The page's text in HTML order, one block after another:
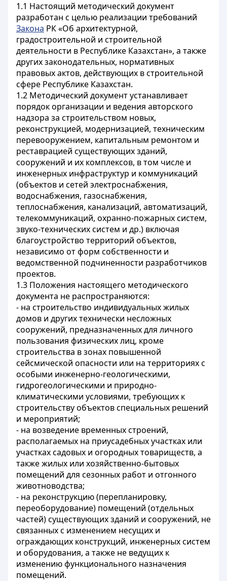
1.1 Настоящий методический документ
разработан с целью реализации требований
Закона РК «Об архитектурной,
градостроительной и строительной
деятельности в Республике Казахстан», а также
других законодательных, нормативных
правовых актов, действующих в строительной
сфере Республике Казахстан.
1.2 Методический документ устанавливает
порядок организации и ведения авторского
надзора за строительством новых,
реконструкцией, модернизацией, техническим
перевооружением, капитальным ремонтом и
реставрацией существующих зданий,
сооружений и их комплексов, в том числе и
инженерных инфраструктур и коммуникаций
(объектов и сетей электроснабжения,
водоснабжения, газоснабжения,
теплоснабжения, канализаций, автоматизаций,
телекоммуникаций, охранно-пожарных систем,
звуко-технических систем и др.) включая
благоустройство территорий объектов,
независимо от форм собственности и
ведомственной подчиненности разработчиков
проектов.
1.3 Положения настоящего методического
документа не распространяются:
- на строительство индивидуальных жилых
домов и других технически несложных
сооружений, предназначенных для личного
пользования физических лиц, кроме
строительства в зонах повышенной
сейсмической опасности или на территориях с
особыми инженерно-геологическими,
гидрогеологическими и природно-
климатическими условиями, требующих к
строительству объектов специальных решений
и мероприятий;
- на возведение временных строений,
располагаемых на приусадебных участках или
участках садовых и огородных товариществ, а
также жилых или хозяйственно-бытовых
помещений для сезонных работ и отгонного
животноводства;
- на реконструкцию (перепланировку,
переоборудование) помещений (отдельных
частей) существующих зданий и сооружений, не
связанных с изменением несущих и
ограждающих конструкций, инженерных систем
и оборудования, а также не ведущих к
изменению функционального назначения
помещений.